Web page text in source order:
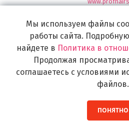
воплощения
самых изысканных и необычных идей по
Мы используем файлы
работы сайта.
найдете в Политика в
Продолжая
соглашаетесь с условиями
файлов.
ПОНЯТНО